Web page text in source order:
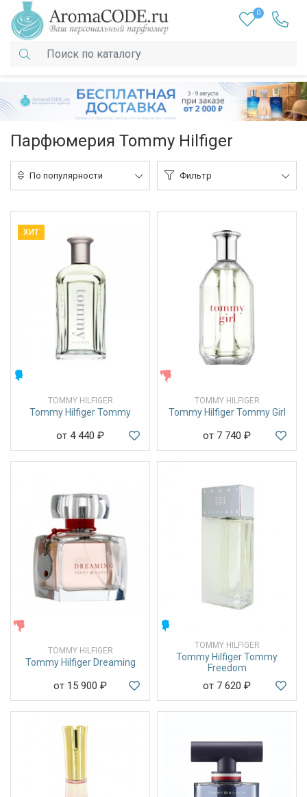
0
Парфюмерия Tommy Hilfiger
По популярности Фильтр
ХИТ
TOMMY HILFIGER
Tommy Hilfiger Tommy
от 4 440 ₽
TOMMY HILFIGER
Tommy Hilfiger Tommy Girl
от 7 740 ₽
TOMMY HILFIGER
Tommy Hilfiger Dreaming
от 15 900 ₽
TOMMY HILFIGER
Tommy Hilfiger Tommy
Freedom
от 7 620 ₽